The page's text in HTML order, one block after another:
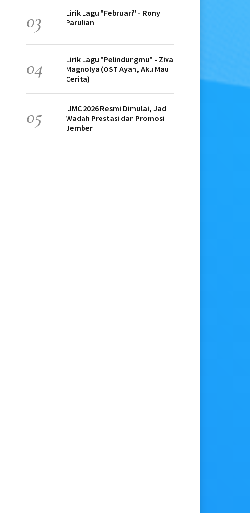
03
Lirik Lagu "Februari" - Rony
Parulian
04
Lirik Lagu "Pelindungmu" - Ziva
Magnolya (OST Ayah, Aku Mau
Cerita)
05
IJMC 2026 Resmi Dimulai, Jadi
Wadah Prestasi dan Promosi
Jember